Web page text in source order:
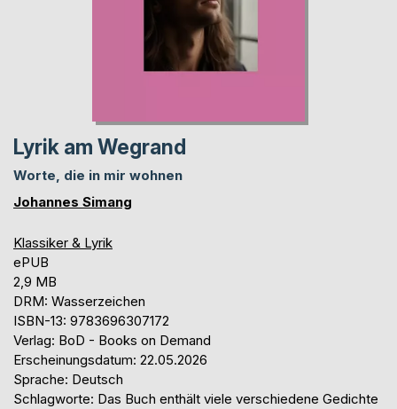
Lyrik am Wegrand
Worte, die in mir wohnen
Johannes Simang
Klassiker & Lyrik
ePUB
2,9 MB
DRM: Wasserzeichen
ISBN-13: 9783696307172
Verlag: BoD - Books on Demand
Erscheinungsdatum: 22.05.2026
Sprache: Deutsch
Schlagworte: Das Buch enthält viele verschiedene Gedichte